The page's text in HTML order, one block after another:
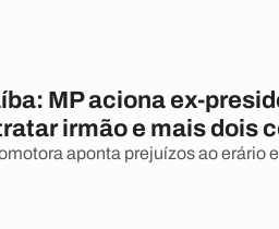
MP aciona ex-
irmão e mais dois
aponta prejuízos ao erário